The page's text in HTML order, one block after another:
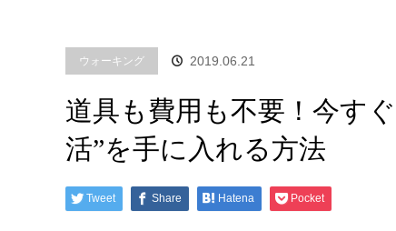
ウォーキング 2019.06.21
道具も費用も不要！今す
活”を手に入れる方法
Tweet Share Hatena Pocket